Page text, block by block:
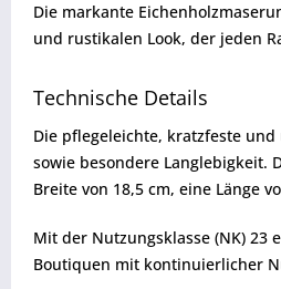
Die markante
und rustikalen Look, der jeden
Technische Details
Die pflegeleichte, kratzfeste
sowie besondere Langlebigkeit.
Breite von 18,5 cm, eine Länge
Mit der Nutzungsklasse (NK) 23
Boutiquen mit kontinuierlicher